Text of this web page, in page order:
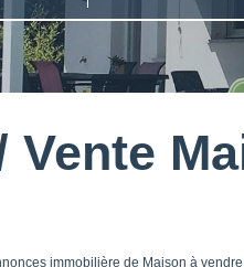
Vente
immobilière de Maison à